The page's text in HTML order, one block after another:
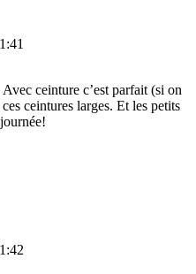
ceinture c’est parfait (si on
ceintures larges. Et les petits